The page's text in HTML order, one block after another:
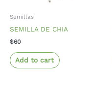
Semillas
SEMILLA DE CHIA
$60
Add to cart